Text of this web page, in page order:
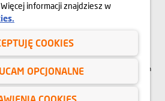
www.domd.pl wizualizacje, animacje oraz
Wygląd budynku oraz
nieznacznie ulec zmianie na etapie realizacji.
świadczenia oraz funkcjonalność budynku.
na niniejszej stronie internetowej
(Dz. U. 2006 Nr 90 poz. 631 z późn. zm.).
z niniejszej strony w jakichkolwiek celach
Dom Development S.A. W przypadku
prosimy o kontakt na adres:
informacji znajdziesz w
COOKIES
OPCJONALNE